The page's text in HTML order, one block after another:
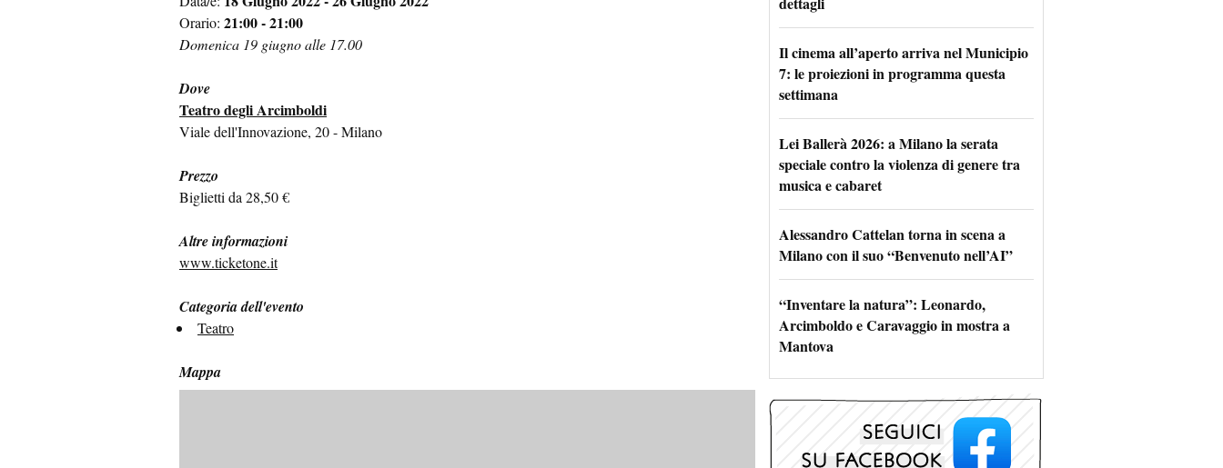
Orario: 21:00 - 21:00
Domenica 19 giugno alle 17.00
Dove
Teatro degli Arcimboldi
Viale dell'Innovazione, 20 - Milano
Prezzo
Biglietti da 28,50 €
Altre informazioni
www.ticketone.it
Categoria dell'evento
Teatro
Mappa
Il cinema all’aperto arriva nel Municipio
7: le proiezioni in programma questa
settimana
Lei Ballerà 2026: a Milano la serata
speciale contro la violenza di genere tra
musica e cabaret
Alessandro Cattelan torna in scena a
Milano con il suo “Benvenuto nell’AI”
“Inventare la natura”: Leonardo,
Arcimboldo e Caravaggio in mostra a
Mantova